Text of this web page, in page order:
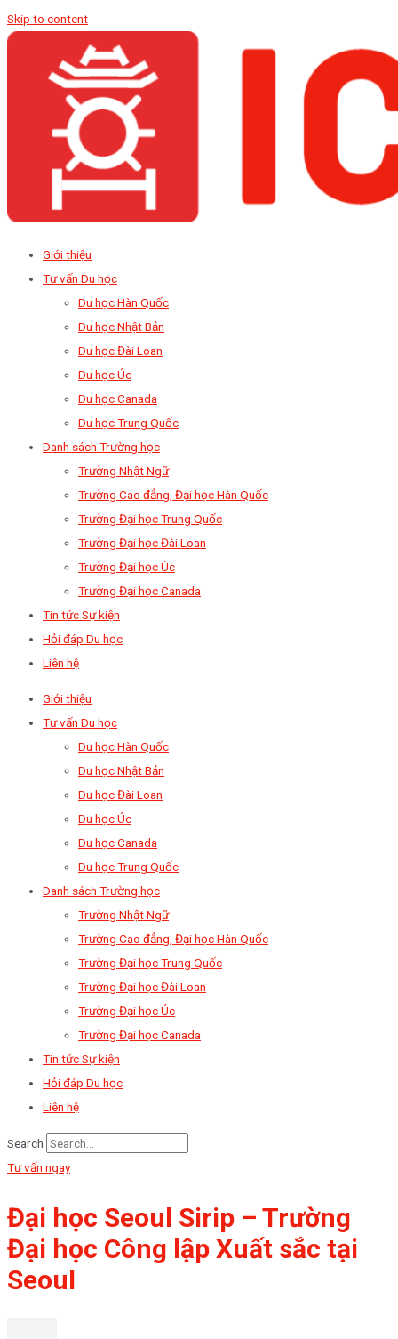
Skip to content
Giới thiệu
Tư vấn Du học
Du học Hàn Quốc
Du học Nhật Bản
Du học Đài Loan
Du học Úc
Du học Canada
Du học Trung Quốc
Danh sách Trường học
Trường Nhật Ngữ
Trường Cao đẳng, Đại học Hàn Quốc
Trường Đại học Trung Quốc
Trường Đại học Đài Loan
Trường Đại học Úc
Trường Đại học Canada
Tin tức Sự kiện
Hỏi đáp Du học
Liên hệ
Giới thiệu
Tư vấn Du học
Du học Hàn Quốc
Du học Nhật Bản
Du học Đài Loan
Du học Úc
Du học Canada
Du học Trung Quốc
Danh sách Trường học
Trường Nhật Ngữ
Trường Cao đẳng, Đại học Hàn Quốc
Trường Đại học Trung Quốc
Trường Đại học Đài Loan
Trường Đại học Úc
Trường Đại học Canada
Tin tức Sự kiện
Hỏi đáp Du học
Liên hệ
Search
Tư vấn ngay
Đại học Seoul Sirip – Trường
Đại học Công lập Xuất sắc tại
Seoul